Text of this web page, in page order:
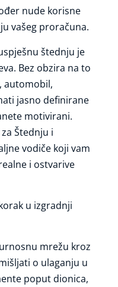
nude korisne
vašeg proračuna.
štednju je
Bez obzira na to
automobil,
jasno definirane
motivirani.
Štednju i
vodiče koji vam
i ostvarive
u izgradnji
mrežu kroz
o ulaganju u
poput dionica,